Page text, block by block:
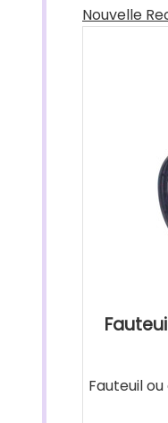
Nouvelle
Fauteuil